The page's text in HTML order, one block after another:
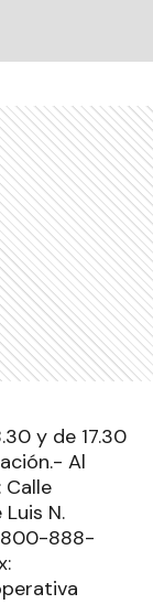
y de 17.30
Al
Calle
N.
888-